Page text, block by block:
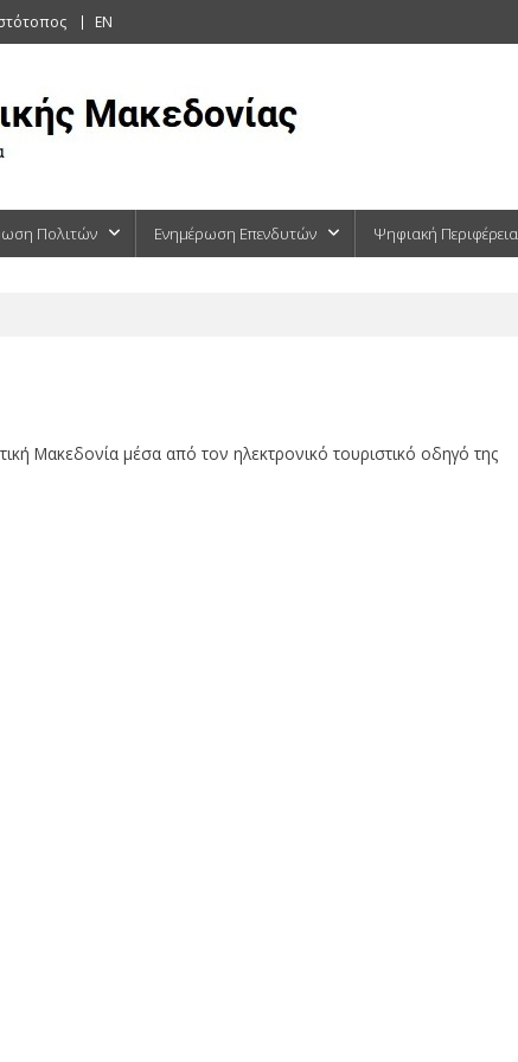
EN
Πολιτών Ενημέρωση Επενδυτών Ψηφιακή Περιφέρεια
Μακεδονία μέσα από τον ηλεκτρονικό τουριστικό οδηγό της